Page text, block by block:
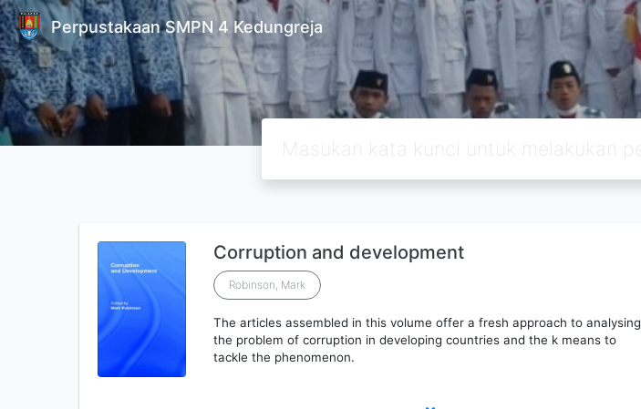
Perpustakaan SMPN 4 Kedungreja
Corruption and development
Robinson, Mark
The articles assembled in this volume offer a fresh approach to analysing
the problem of corruption in developing countries and the k means to
tackle the phenomenon.